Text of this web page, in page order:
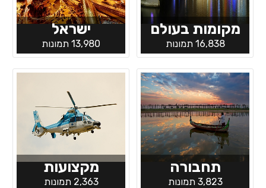
מקומות בעולם
16,838 תמונות
ישראל
13,980 תמונות
תחבורה
3,823 תמונות
מקצועות
2,363 תמונות